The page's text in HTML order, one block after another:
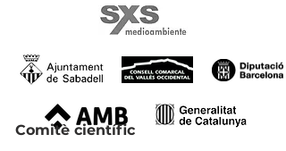
Comitè científic